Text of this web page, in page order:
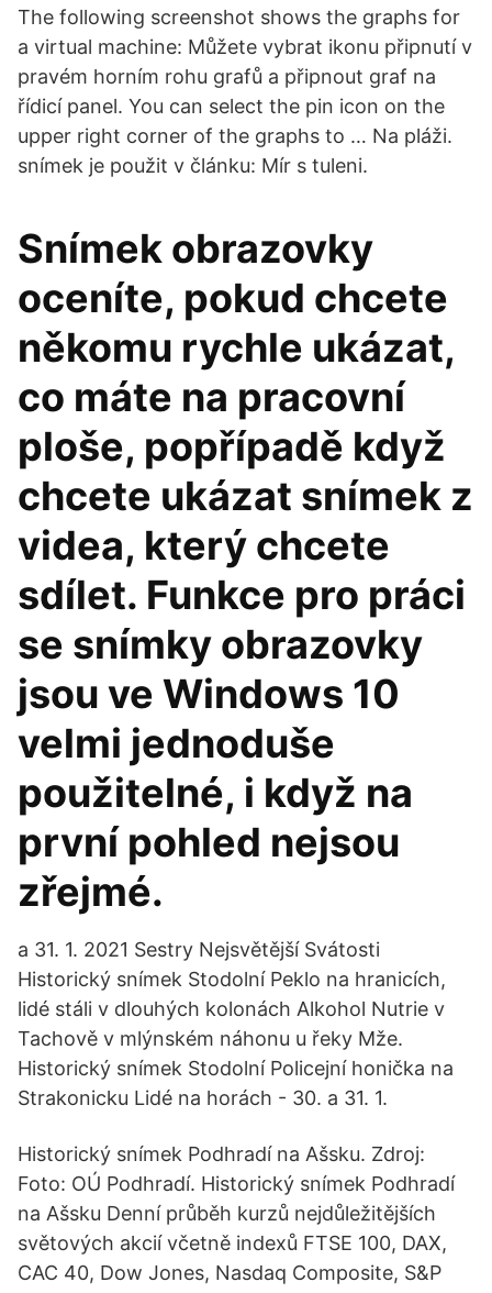
The following screenshot shows the graphs for
a virtual machine: Můžete vybrat ikonu připnutí v
pravém horním rohu grafů a připnout graf na
řídicí panel. You can select the pin icon on the
upper right corner of the graphs to … Na pláži.
snímek je použit v článku: Mír s tuleni.
Snímek obrazovky
oceníte, pokud chcete
někomu rychle ukázat,
co máte na pracovní
ploše, popřípadě když
chcete ukázat snímek z
videa, který chcete
sdílet. Funkce pro práci
se snímky obrazovky
jsou ve Windows 10
velmi jednoduše
použitelné, i když na
první pohled nejsou
zřejmé.
a 31. 1. 2021 Sestry Nejsvětější Svátosti
Historický snímek Stodolní Peklo na hranicích,
lidé stáli v dlouhých kolonách Alkohol Nutrie v
Tachově v mlýnském náhonu u řeky Mže.
Historický snímek Stodolní Policejní honička na
Strakonicku Lidé na horách - 30. a 31. 1.
Historický snímek Podhradí na Ašsku. Zdroj:
Foto: OÚ Podhradí. Historický snímek Podhradí
na Ašsku Denní průběh kurzů nejdůležitějších
světových akcií včetně indexů FTSE 100, DAX,
CAC 40, Dow Jones, Nasdaq Composite, S&P